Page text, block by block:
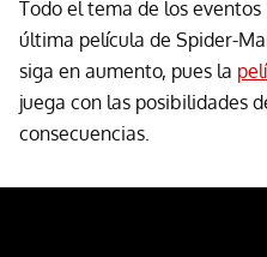
Todo el tema de los eventos
última película de Spider-
siga en aumento, pues la
juega con las posibilidades
consecuencias.